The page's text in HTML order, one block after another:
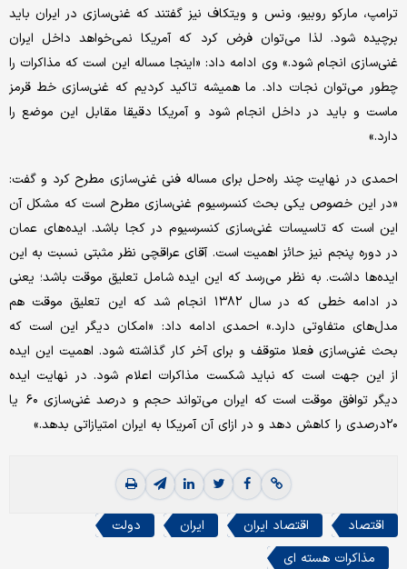
ترامپ، مارکو روبیو، ونس و ویتکاف نیز گفتند که غنی‌سازی در ایران باید
برچیده شود. لذا می‌توان فرض کرد که آمریکا نمی‌خواهد داخل ایران
غنی‌سازی انجام شود.» وی ادامه داد: «اینجا مساله این است که مذاکرات را
چطور می‌توان نجات داد. ما همیشه تاکید کردیم که غنی‌سازی خط قرمز
ماست و باید در داخل انجام شود و آمریکا دقیقا مقابل این موضع را
دارد.»
احمدی در نهایت چند راه‌حل برای مساله فنی غنی‌سازی مطرح کرد و گفت:
«در این خصوص یکی بحث کنسرسیوم غنی‌سازی مطرح است که مشکل آن
این است که تاسیسات غنی‌سازی کنسرسیوم در کجا باشد. ایده‌های عمان
در دوره پنجم نیز حائز اهمیت است. آقای عراقچی نظر مثبتی نسبت به این
ایده‌ها داشت. به نظر می‌رسد که این ایده شامل تعلیق موقت باشد؛ یعنی
در ادامه خطی که در سال ۱۳۸۲ انجام شد که این تعلیق موقت هم
مدل‌های متفاوتی دارد.» احمدی ادامه داد: «امکان دیگر این است که
بحث غنی‌سازی فعلا متوقف و برای آخر کار گذاشته شود. اهمیت این ایده
از این جهت است که نباید شکست مذاکرات اعلام شود. در نهایت ایده
دیگر توافق موقت است که ایران می‌تواند حجم و درصد غنی‌سازی ۶۰ یا
۲۰درصدی را کاهش دهد و در ازای آن آمریکا به ایران امتیازاتی بدهد.»
اقتصاد اقتصاد ایران ایران
دولت
مذاکرات هسته ای